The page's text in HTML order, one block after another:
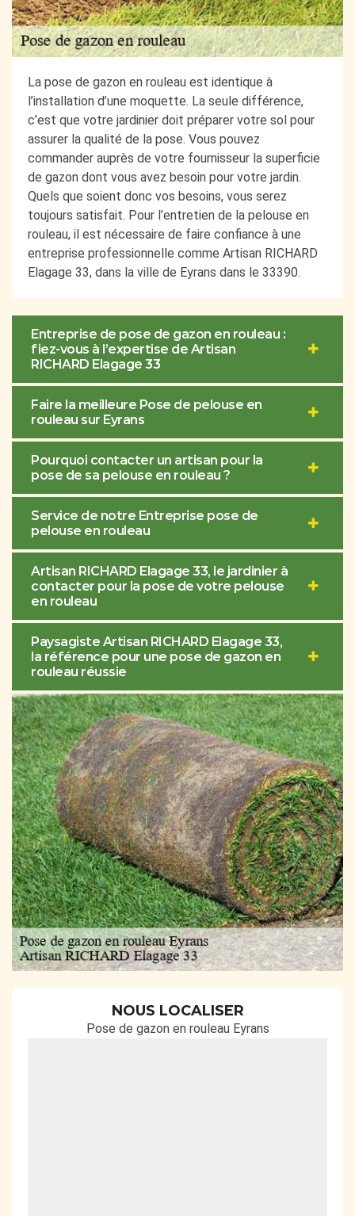
La pose de gazon en rouleau est identique à
l’installation d’une moquette. La seule différence,
c’est que votre jardinier doit préparer votre sol pour
assurer la qualité de la pose. Vous pouvez
commander auprès de votre fournisseur la superficie
de gazon dont vous avez besoin pour votre jardin.
Quels que soient donc vos besoins, vous serez
toujours satisfait. Pour l’entretien de la pelouse en
rouleau, il est nécessaire de faire confiance à une
entreprise professionnelle comme Artisan RICHARD
Elagage 33, dans la ville de Eyrans dans le 33390.
Entreprise de pose de gazon en rouleau :
fiez-vous à l’expertise de Artisan
RICHARD Elagage 33
Faire la meilleure Pose de pelouse en
rouleau sur Eyrans
Pourquoi contacter un artisan pour la
pose de sa pelouse en rouleau ?
Service de notre Entreprise pose de
pelouse en rouleau
Artisan RICHARD Elagage 33, le jardinier à
contacter pour la pose de votre pelouse
en rouleau
Paysagiste Artisan RICHARD Elagage 33,
la référence pour une pose de gazon en
rouleau réussie
NOUS LOCALISER
Pose de gazon en rouleau Eyrans